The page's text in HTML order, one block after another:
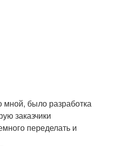
мной, было разработка
заказчики
переделать и